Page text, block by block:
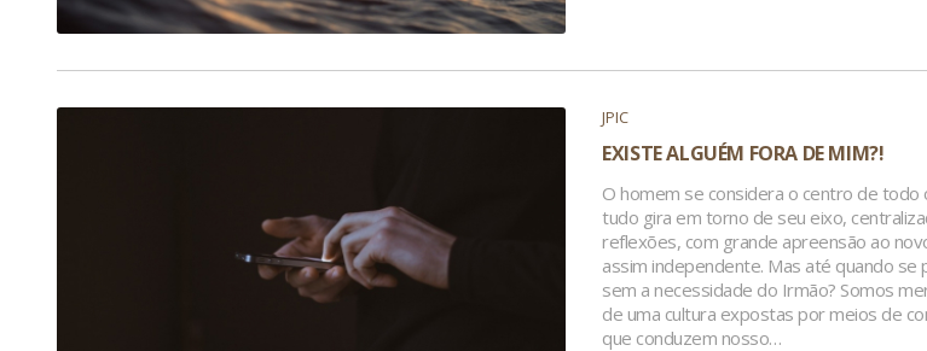
JPIC
EXISTE ALGUÉM FORA DE MIM?!
O homem se considera o centro de todo
tudo gira em torno de seu eixo,
reflexões, com grande apreensão ao
assim independente. Mas até quando se
sem a necessidade do Irmão? Somos
de uma cultura expostas por meios de
que conduzem nosso…